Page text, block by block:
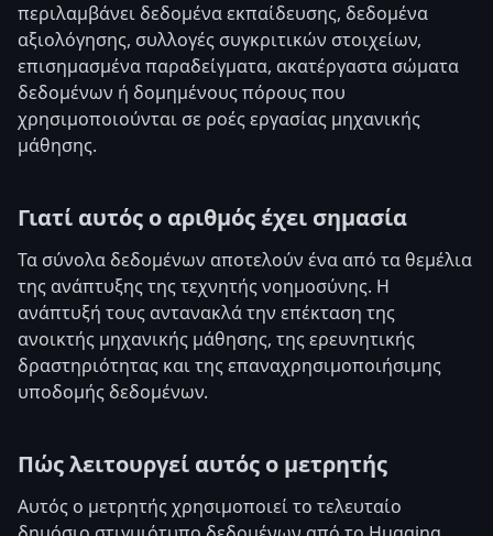
περιλαμβάνει δεδομένα εκπαίδευσης, δεδομένα
αξιολόγησης, συλλογές συγκριτικών στοιχείων,
επισημασμένα παραδείγματα, ακατέργαστα σώματα
δεδομένων ή δομημένους πόρους που
χρησιμοποιούνται σε ροές εργασίας μηχανικής
μάθησης.
Γιατί αυτός ο αριθμός έχει σημασία
Τα σύνολα δεδομένων αποτελούν ένα από τα θεμέλια
της ανάπτυξης της τεχνητής νοημοσύνης. Η
ανάπτυξή τους αντανακλά την επέκταση της
ανοικτής μηχανικής μάθησης, της ερευνητικής
δραστηριότητας και της επαναχρησιμοποιήσιμης
υποδομής δεδομένων.
Πώς λειτουργεί αυτός ο μετρητής
Αυτός ο μετρητής χρησιμοποιεί το τελευταίο